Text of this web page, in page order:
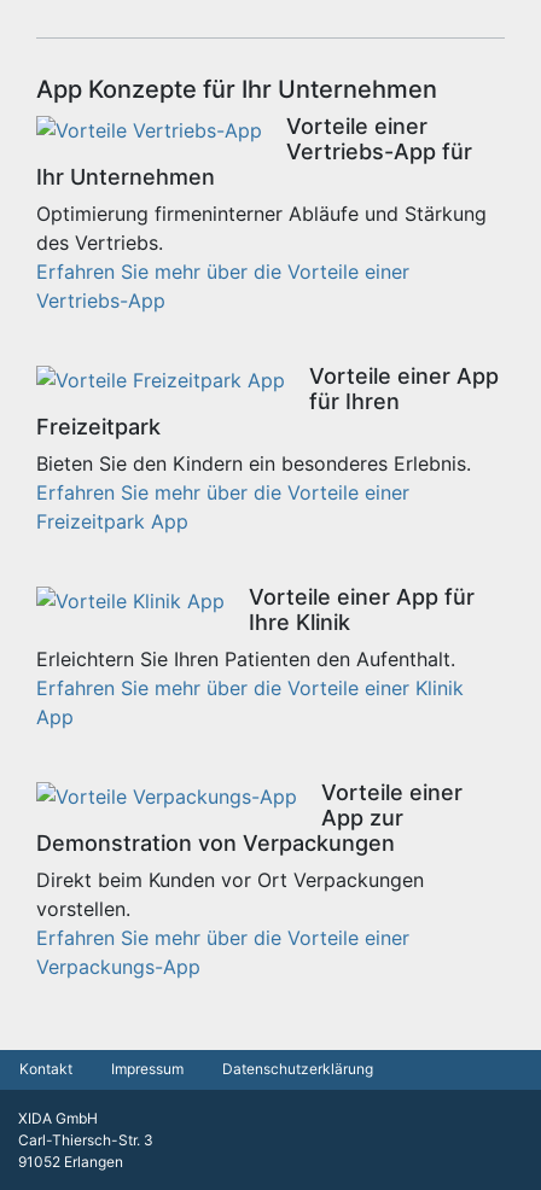
App Konzepte für Ihr Unternehmen
Vorteile einer
Vertriebs-App für
Ihr Unternehmen
Optimierung firmeninterner Abläufe und Stärkung
des Vertriebs.
Erfahren Sie mehr über die Vorteile einer
Vertriebs-App
Vorteile einer App
für Ihren
Freizeitpark
Bieten Sie den Kindern ein besonderes Erlebnis.
Erfahren Sie mehr über die Vorteile einer
Freizeitpark App
Vorteile einer App für
Ihre Klinik
Erleichtern Sie Ihren Patienten den Aufenthalt.
Erfahren Sie mehr über die Vorteile einer Klinik
App
Vorteile einer
App zur
Demonstration von Verpackungen
Direkt beim Kunden vor Ort Verpackungen
vorstellen.
Erfahren Sie mehr über die Vorteile einer
Verpackungs-App
Kontakt Impressum Datenschutzerklärung
XIDA GmbH
Carl-Thiersch-Str. 3
91052 Erlangen